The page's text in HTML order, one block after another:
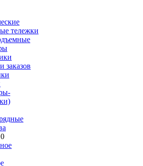
тележки
заказов